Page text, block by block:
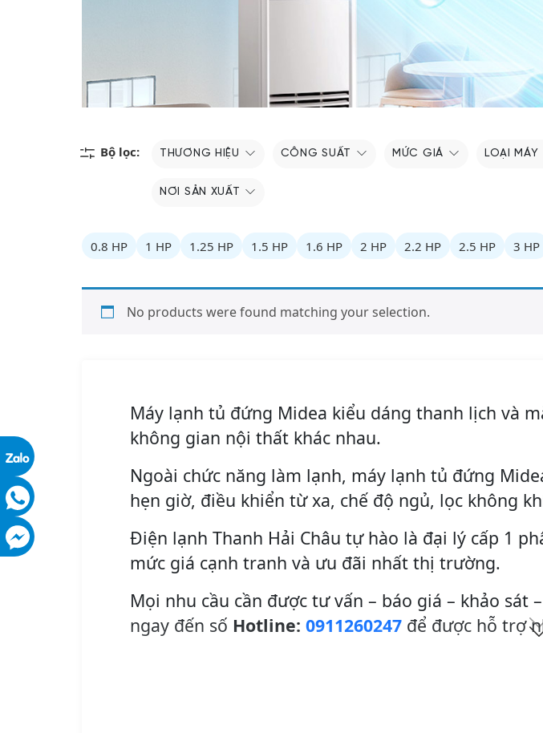
Bộ lọc: THƯƠNG HIỆU CÔNG SUẤT MỨC GIÁ LOẠI MÁY
NƠI SẢN XUẤT
0.8 HP 1 HP 1.25 HP 1.5 HP 1.6 HP 2 HP 2.2 HP 2.5 HP 3 HP
No products were found matching your selection.
Máy lạnh tủ đứng Midea kiểu dáng thanh lịch và
không gian nội thất khác nhau.
Ngoài chức năng làm lạnh, máy lạnh tủ đứng
hẹn giờ, điều khiển từ xa, chế độ ngủ, lọc không
Điện lạnh Thanh Hải Châu tự hào là đại lý cấp 1
mức giá cạnh tranh và ưu đãi nhất thị trường.
Mọi nhu cầu cần được tư vấn – báo giá – khảo
ngay đến số Hotline: 0911260247 để được hỗ trợ